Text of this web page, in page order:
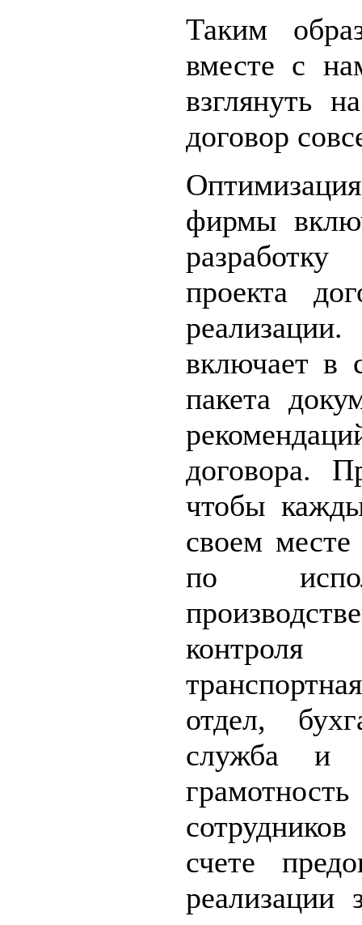
Таким
вместе с
взглянуть
договор
фирмы
проекта
включает в
пакета
договора.
чтобы
своем месте
по
отдел,
служба и
счете
реализации